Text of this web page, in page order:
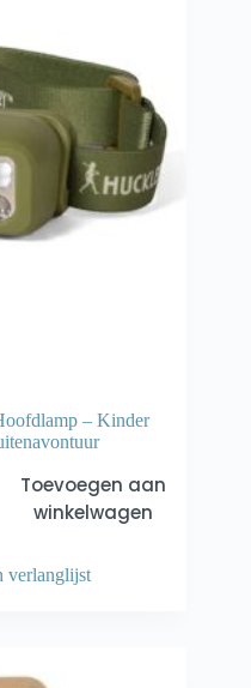
– Kinder
Toevoegen aan
winkelwagen
verlanglijst